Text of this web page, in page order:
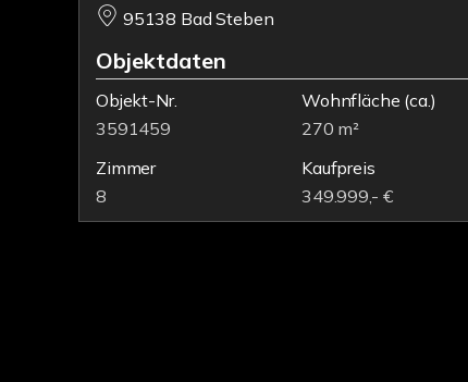
95138 Bad Steben
Objektdaten
Objekt-Nr.
3591459
Wohnfläche (ca.)
270 m²
Zimmer
8
Kaufpreis
349.999,- €